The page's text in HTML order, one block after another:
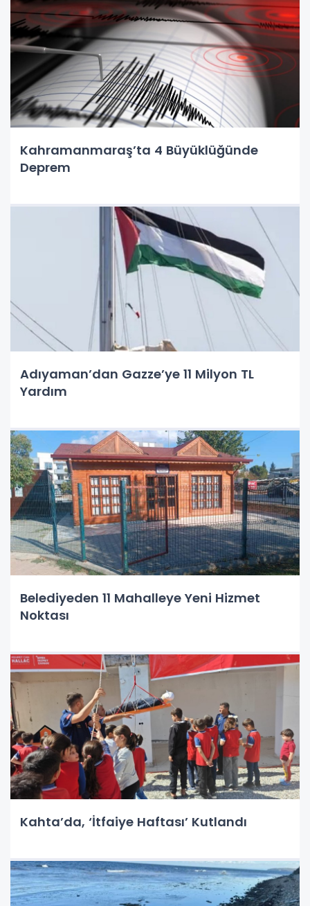
Kahramanmaraş’ta 4 Büyüklüğünde
Deprem
Adıyaman’dan Gazze’ye 11 Milyon TL
Yardım
Belediyeden 11 Mahalleye Yeni Hizmet
Noktası
Kahta’da, ‘İtfaiye Haftası’ Kutlandı